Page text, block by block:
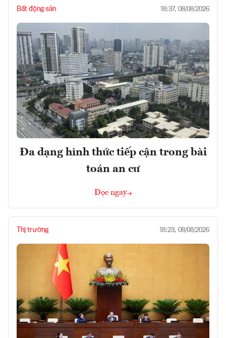
Bất động sản 18:37, 08/08/2026
Đa dạng hình thức tiếp cận trong bài
toán an cư
Đọc ngay
Thị trường 18:23, 08/08/2026